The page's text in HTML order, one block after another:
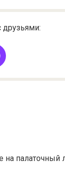
друзьями:
палаточный